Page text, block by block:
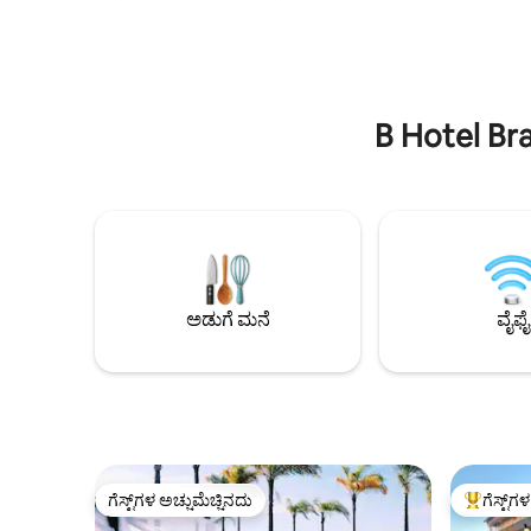
ಕಾಂಡೋಮಿನಿಯಂನಿಂದ 1.5 ಕಿ.ಮೀ. ದೂರದಲ್ಲಿB Hotel
ಅಡುಗೆ ಮನೆ ವೈಫೈ
ಗೆಸ್ಟ್‌ಗಳ ಅಚ್ಚುಮೆಚ್ಚಿನದು
ಗೆಸ್ಟ್‌ಗಳ ಅಚ್ಚುಮೆಚ್ಚಿನದು ಗೆಸ್ಟ್‌ಗಳಿಗೆ